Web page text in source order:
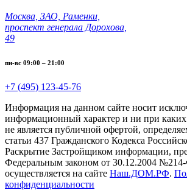
Москва, ЗАО, Раменки,
проспект генерала Дорохова,
49
пн-вс 09:00 – 21:00
+7 (495) 123-45-76
Информация на данном сайте носит
информационный характер и ни при каких
не является публичной офертой,
статьи 437 Гражданского Кодекса
Раскрытие Застройщиком информации,
Федеральным законом от 30.12.2004
осуществляется на сайте Наш.ДОМ.РФ.
конфиденциальности